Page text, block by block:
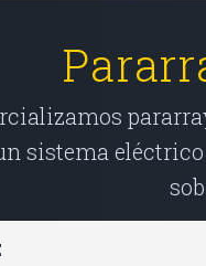
sistema